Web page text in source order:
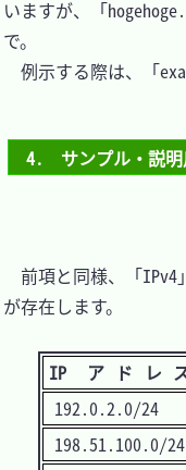
いますが、「
で。
例示する際は、「
4.　サンプル・説
前項と同様、「IPv4
が存在します。
IP アドレ
192.0.2.0/24
198.51.100.0/24